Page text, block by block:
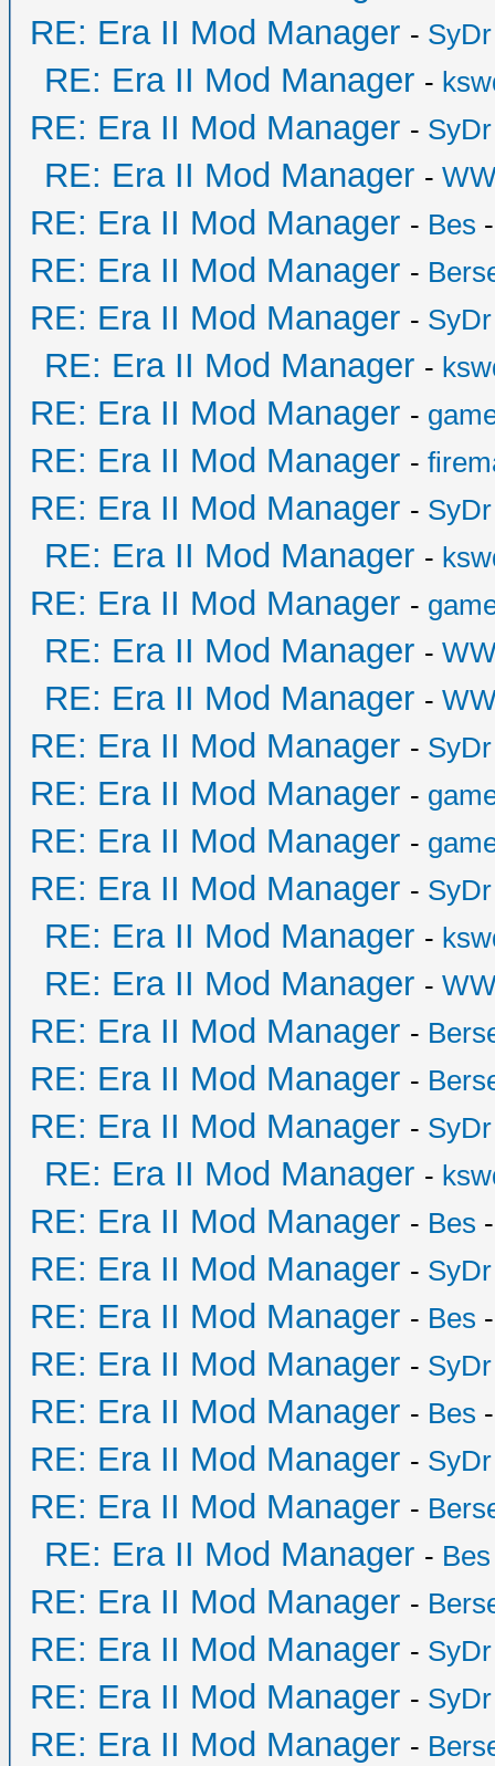
RE: Era II Mod Manager - SyDr
RE: Era II Mod Manager -
RE: Era II Mod Manager - SyDr
RE: Era II Mod Manager -
RE: Era II Mod Manager - Bes
RE: Era II Mod Manager -
RE: Era II Mod Manager - SyDr
RE: Era II Mod Manager -
RE: Era II Mod Manager -
RE: Era II Mod Manager -
RE: Era II Mod Manager - SyDr
RE: Era II Mod Manager -
RE: Era II Mod Manager -
RE: Era II Mod Manager -
RE: Era II Mod Manager -
RE: Era II Mod Manager - SyDr
RE: Era II Mod Manager -
RE: Era II Mod Manager -
RE: Era II Mod Manager - SyDr
RE: Era II Mod Manager -
RE: Era II Mod Manager -
RE: Era II Mod Manager -
RE: Era II Mod Manager -
RE: Era II Mod Manager - SyDr
RE: Era II Mod Manager -
RE: Era II Mod Manager - Bes
RE: Era II Mod Manager - SyDr
RE: Era II Mod Manager - Bes
RE: Era II Mod Manager - SyDr
RE: Era II Mod Manager - Bes
RE: Era II Mod Manager - SyDr
RE: Era II Mod Manager -
RE: Era II Mod Manager - Bes
RE: Era II Mod Manager -
RE: Era II Mod Manager - SyDr
RE: Era II Mod Manager - SyDr
RE: Era II Mod Manager -